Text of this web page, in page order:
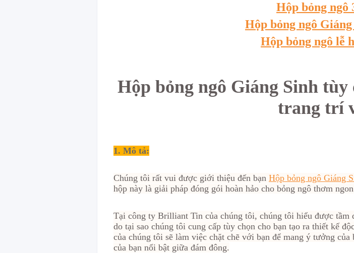
Hộp bỏng ngô
Hộp bỏng ngô
Hộp bỏng ngô lễ
Hộp bỏng ngô Giáng Sinh
trang trí
1. Mô tả:
Chúng tôi rất vui được giới thiệu đến bạn Hộp bỏng ngô Giáng
hộp này là giải pháp đóng gói hoàn hảo cho bỏng ngô thơm
Tại công ty Brilliant Tin của chúng tôi, chúng tôi hiểu được tầm
do tại sao chúng tôi cung cấp tùy chọn cho bạn tạo ra thiết kế
của chúng tôi sẽ làm việc chặt chẽ với bạn để mang ý tưởng
của bạn nổi bật giữa đám đông.